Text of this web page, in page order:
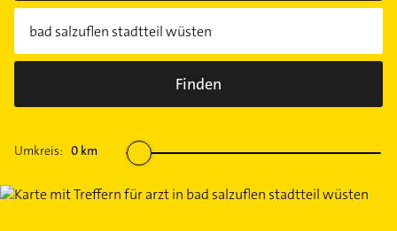
Finden
Umkreis: 0 km